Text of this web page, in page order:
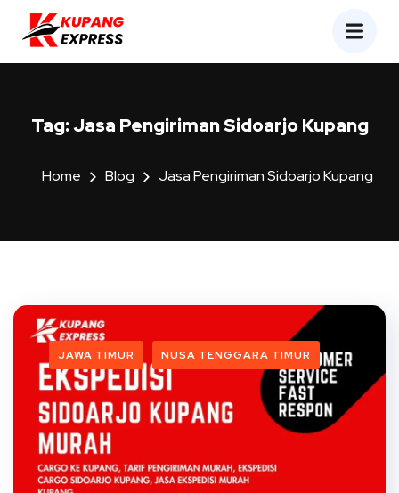
Tag:Jasa Pengiriman Sidoarjo Kupang
Home Blog Jasa Pengiriman Sidoarjo Kupang
JAWA TIMUR NUSA TENGGARA TIMUR